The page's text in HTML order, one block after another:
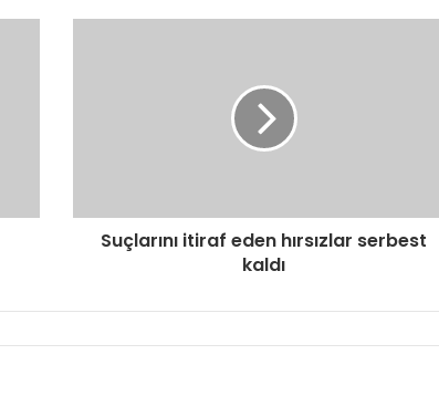
Suçlarını itiraf eden hırsızlar serbest
kaldı